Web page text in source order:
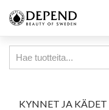
KYNNET JA KÄDET